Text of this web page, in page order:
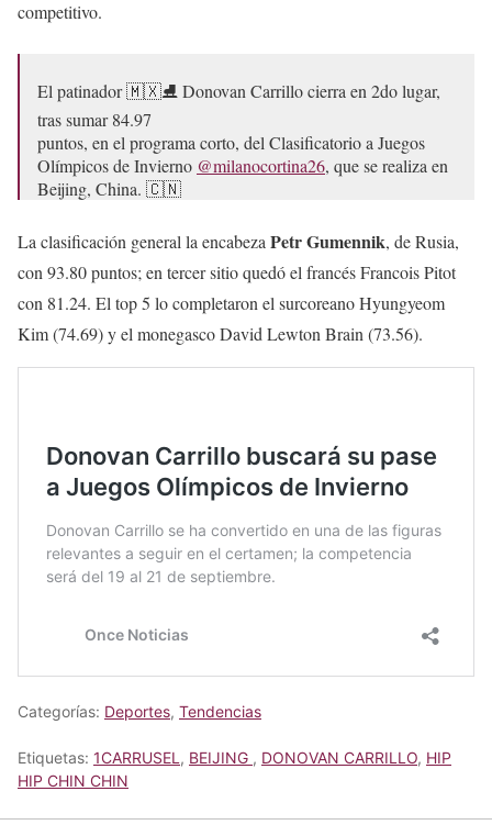
competitivo.
El patinador 🇲🇽⛸️ Donovan Carrillo cierra en 2do lugar,
tras sumar 84.97
puntos, en el programa corto, del Clasificatorio a Juegos
Olímpicos de Invierno @milanocortina26, que se realiza en
Beijing, China. 🇨🇳
👉 Este sábado compite en programa libre a las 23:45 hrs.
(TCM) 🇲🇽
pic.twitter.com/yzcx6eGoAN
— CONADE (@conadeoficial)September 20, 2025
La clasificación general la encabeza Petr Gumennik, de Rusia,
con 93.80 puntos; en tercer sitio quedó el francés Francois Pitot
con 81.24. El top 5 lo completaron el surcoreano Hyungyeom
Kim (74.69) y el monegasco David Lewton Brain (73.56).
Categorías: Deportes, Tendencias
Etiquetas: 1CARRUSEL , BEIJING , DONOVAN CARRILLO, HIP
HIP CHIN CHIN